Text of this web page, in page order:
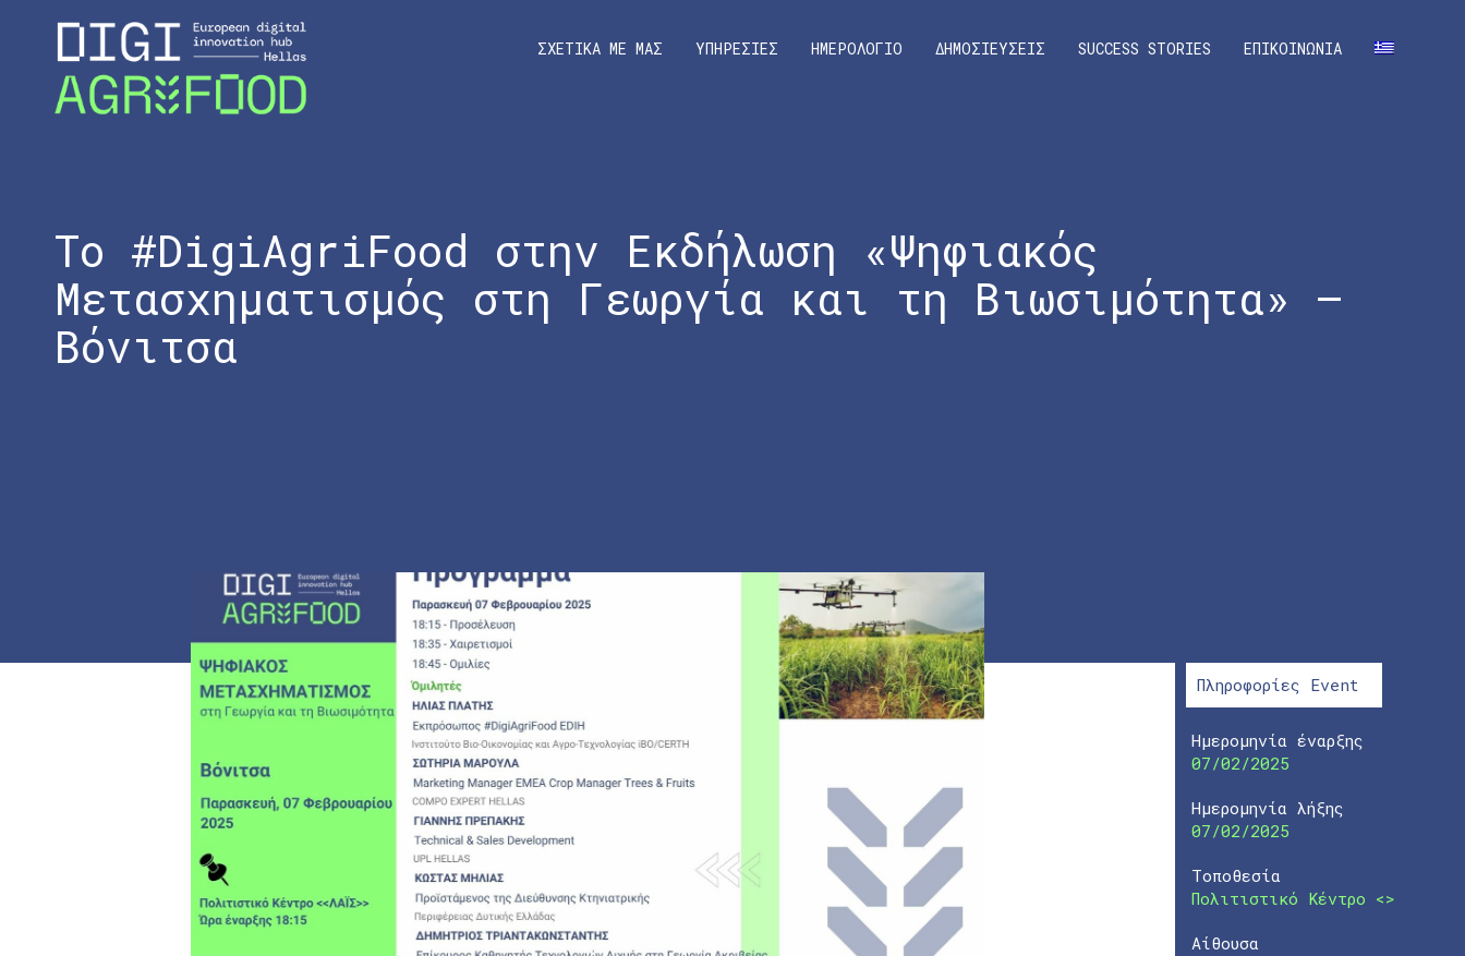
ΣΧΕΤΙΚΑ ΜΕ ΜΑΣ ΥΠΗΡΕΣΙΕΣ ΗΜΕΡΟΛΟΓΙΟ ΔΗΜΟΣΙΕΥΣΕΙΣ SUCCESS STORIES ΕΠΙΚΟΙΝΩΝΙΑ
Το #DigiAgriFood στην Εκδήλωση «Ψηφιακός
Μετασχηματισμός στη Γεωργία και τη Βιωσιμότητα» –
Βόνιτσα
Πληροφορίες Event
Ημερομηνία έναρξης
07/02/2025
Ημερομηνία λήξης
07/02/2025
Τοποθεσία
Πολιτιστικό Κέντρο <>
Αίθουσα